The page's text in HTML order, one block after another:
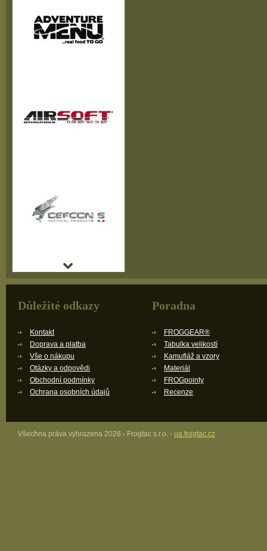
Důležité odkazy
Kontakt
Doprava a platba
Vše o nákupu
Otázky a odpovědi
Obchodní podmínky
Ochrana osobních údajů
Poradna
FROGGEAR®
Tabulka velikostí
Kamufláž a vzory
Materiál
FROGpointy
Recenze
Všechna práva vyhrazena 2026 - Frogtac s.r.o. - ua.frogtac.cz